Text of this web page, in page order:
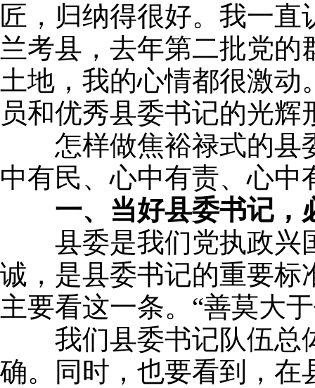
匠，归纳得很好。我一
兰考县，去年第二批党
土地，我的心情都很激
员和优秀县委书记的光
怎样做焦裕禄式的县委
中有民、心中有责、心中
一、当好县委书记，
县委是我们党执政兴国
诚，是县委书记的重要标
主要看这一条。“善莫大
我们县委书记队伍总体
确。同时，也要看到，在